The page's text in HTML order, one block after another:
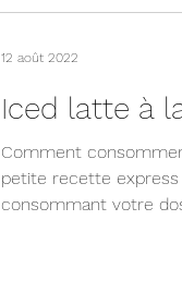
Iced latte à
Comment
petite recette
consommant votre
12 août 2022